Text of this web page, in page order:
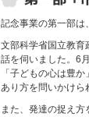
記念事業の第一部は
文部科学省国立教
話を伺いました。6
「子どもの心は豊
あり方を問いかけら
また、発達の捉え